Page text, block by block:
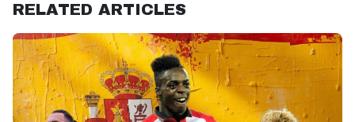
RELATED ARTICLES